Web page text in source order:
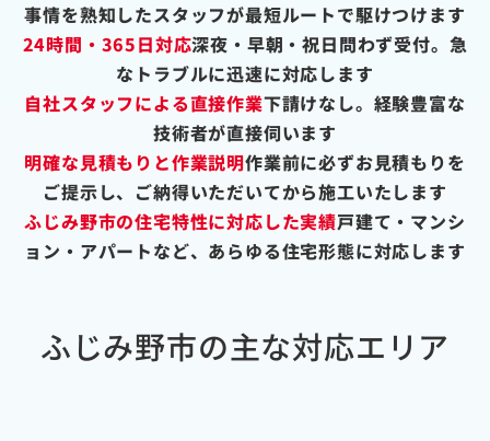
事情を熟知したスタッフが最短ルートで駆けつけます
24時間・365日対応深夜・早朝・祝日問わず受付。急
なトラブルに迅速に対応します
自社スタッフによる直接作業下請けなし。経験豊富な
技術者が直接伺います
明確な見積もりと作業説明作業前に必ずお見積もりを
ご提示し、ご納得いただいてから施工いたします
ふじみ野市の住宅特性に対応した実績戸建て・マンシ
ョン・アパートなど、あらゆる住宅形態に対応します
ふじみ野市の主な対応エリア